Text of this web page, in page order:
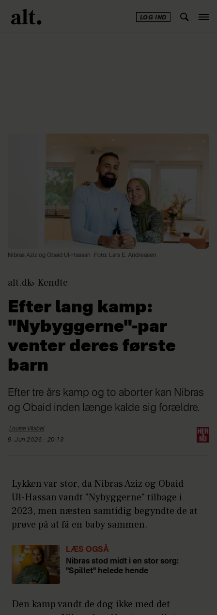
LOG IND
Nibras Aziz og Obaid Ul-Hassan Foto: Lars E. Andreasen
alt.dk Kendte
Efter lang kamp:
"Nybyggerne"-par
venter deres første
barn
Efter tre års kamp og to aborter kan Nibras
og Obaid inden længe kalde sig forældre.
Louise Vilsbøl
9. Jun 2026 - 20:13
Lykken var stor, da Nibras Aziz og Obaid
Ul-Hassan vandt "Nybyggerne" tilbage i
2023, men næsten samtidig begyndte de at
prøve på at få en baby sammen.
LÆS OGSÅ
Nibras stod midt i en stor sorg:
"Spillet" helede hende
Den kamp vandt de dog ikke med det